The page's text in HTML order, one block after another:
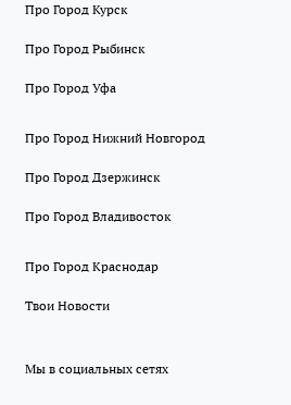
Про Город Курск
Про Город Рыбинск
Про Город Уфа
Про Город Нижний Новгород
Про Город Дзержинск
Про Город Владивосток
Про Город Краснодар
Твои Новости
Мы в социальных сетях